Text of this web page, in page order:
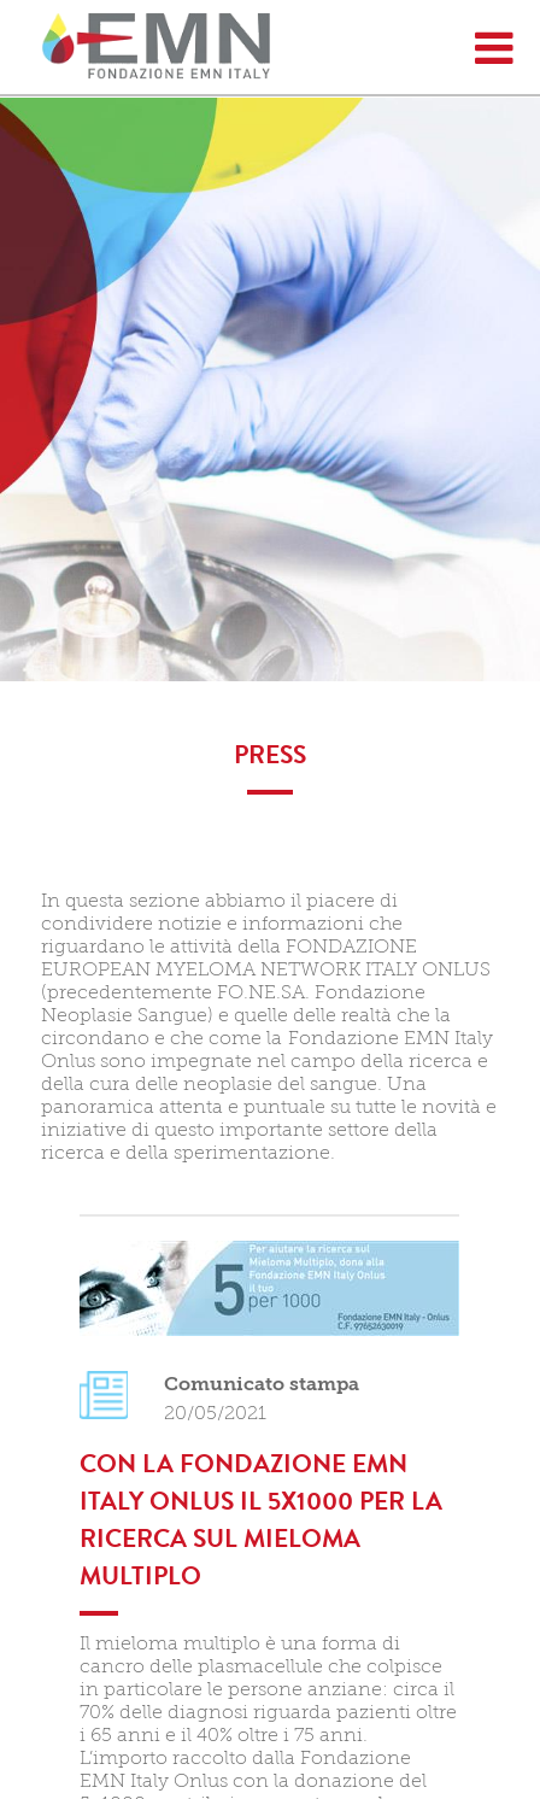
PRESS
In questa sezione abbiamo il piacere di
condividere notizie e informazioni che
riguardano le attività della FONDAZIONE
EUROPEAN MYELOMA NETWORK ITALY ONLUS
(precedentemente FO.NE.SA. Fondazione
Neoplasie Sangue) e quelle delle realtà che la
circondano e che come la Fondazione EMN Italy
Onlus sono impegnate nel campo della ricerca e
della cura delle neoplasie del sangue. Una
panoramica attenta e puntuale su tutte le novità e
iniziative di questo importante settore della
ricerca e della sperimentazione.
Comunicato stampa
20/05/2021
CON LA FONDAZIONE EMN
ITALY ONLUS IL 5X1000 PER LA
RICERCA SUL MIELOMA
MULTIPLO
Il mieloma multiplo è una forma di
cancro delle plasmacellule che colpisce
in particolare le persone anziane: circa il
70% delle diagnosi riguarda pazienti oltre
i 65 anni e il 40% oltre i 75 anni.
L’importo raccolto dalla Fondazione
EMN Italy Onlus con la donazione del